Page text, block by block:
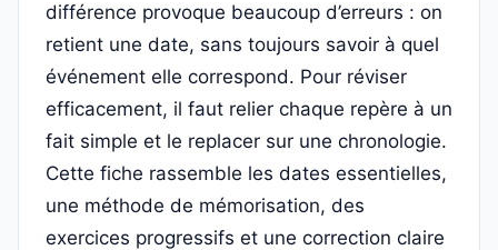
différence provoque beaucoup d’erreurs : on
retient une date, sans toujours savoir à quel
événement elle correspond. Pour réviser
efficacement, il faut relier chaque repère à un
fait simple et le replacer sur une chronologie.
Cette fiche rassemble les dates essentielles,
une méthode de mémorisation, des
exercices progressifs et une correction claire